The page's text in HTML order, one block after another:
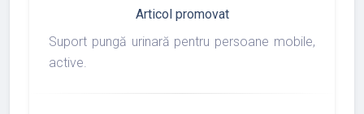
Articol promovat
Suport pungă urinară pentru persoane mobile,
active.